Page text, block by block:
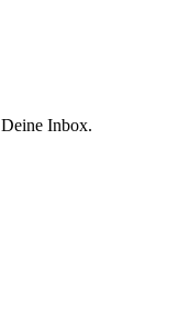
Inbox.